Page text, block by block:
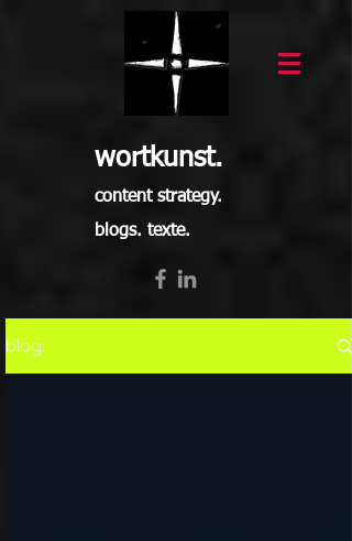
wortkunst.
content strategy.
blogs. texte.
blog.